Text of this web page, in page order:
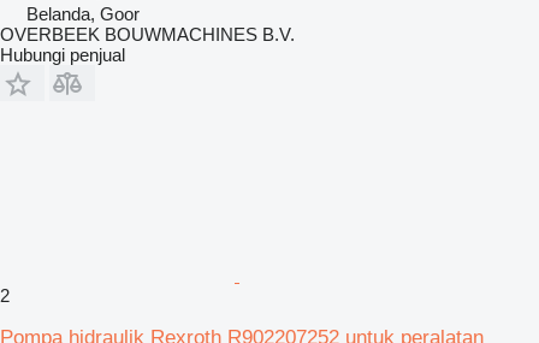
Belanda, Goor
OVERBEEK BOUWMACHINES B.V.
Hubungi penjual
2
Pompa hidraulik Rexroth R902207252 untuk peralatan